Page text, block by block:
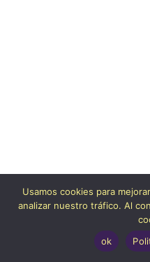
Usamos cookies para
analizar nuestro tráfico. Al
ok